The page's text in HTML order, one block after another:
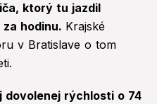
ktorý tu jazdil
hodinu. Krajské
v Bratislave o tom
dovolenej rýchlosti o 74